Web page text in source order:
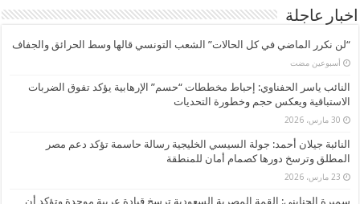
اخبار عاجلة
“لن نكرر الماضي في كل الحالات” الشعب التونسي قالها وسط الحرائق والجفاف
‏أسبوعين مضت
النائب ياسر الحفناوي: إحباط مخططات “حسم” الإرهابية يؤكد تفوق الضربات
الاستباقية ويعكس حجم وخطورة التحديات
30 مارس، 2026
النائبة جيلان أحمد: جولة السيسي الخليجية رسالة حاسمة تؤكد دعم مصر
المطلق وترسخ دورها كصمام أمان للمنطقة
23 مارس، 2026
سميرة الجنايني: القمة المصرية السعودية ترسخ قيادة عربية موحدة وتؤكد أن